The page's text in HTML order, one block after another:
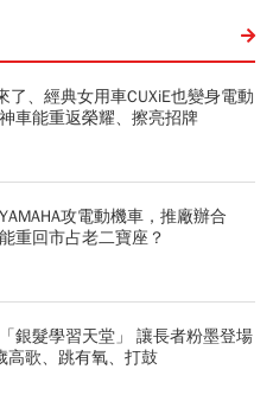
了、經典女用車CUXiE也變身電動
車能重返榮耀、擦亮招牌
攻電動機車，推廠辦合
重回市占老二寶座？
銀髮學習天堂」 讓長者粉墨登場
高歌、跳有氧、打鼓